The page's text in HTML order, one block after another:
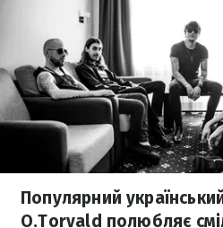
Популярний
O.Torvald полюбляє